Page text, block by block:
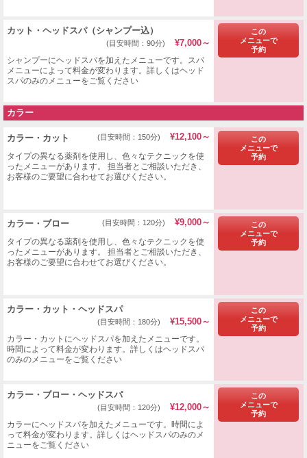
カット・ヘッドスパ（シャンプー込）
(目安時間：90分) ¥7,000～
シャンプーにヘッドスパを加えたメニューです。スパ
メニューによって料金が変わります。詳しくはヘッド
スパのみのメニューをご覧ください
この
メニューで
予約
カラー
​カラー・カット (目安時間：150分) ¥12,100～
タイプの異なる薬剤を使用し、色々なテクニックを使
ったメニューがあります。 担当者とご相談いただき、
お客様のご要望に合わせてお選びください。
この
メニューで
予約
​カラー・ブロー (目安時間：120分) ¥9,000～
タイプの異なる薬剤を使用し、色々なテクニックを使
ったメニューがあります。 担当者とご相談いただき、
お客様のご要望に合わせてお選びください。
この
メニューで
予約
カラー・カット・ヘッドスパ
(目安時間：180分) ¥15,500～
カラー・カットにヘッドスパを加えたメニューです。
時間によって料金が変わります。詳しくはヘッドスパ
のみのメニューをご覧ください
この
メニューで
予約
カラー・ブロー・ヘッドスパ
(目安時間：120分) ¥12,000～
カラーにヘッドスパを加えたメニューです。時間によ
って料金が変わります。詳しくはヘッドスパのみのメ
ニューをご覧ください
この
メニューで
予約